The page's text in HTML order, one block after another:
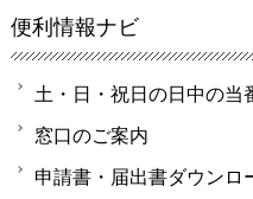
便利情報ナビ
土・日・祝日の日中の当
窓口のご案内
申請書・届出書ダウンロ